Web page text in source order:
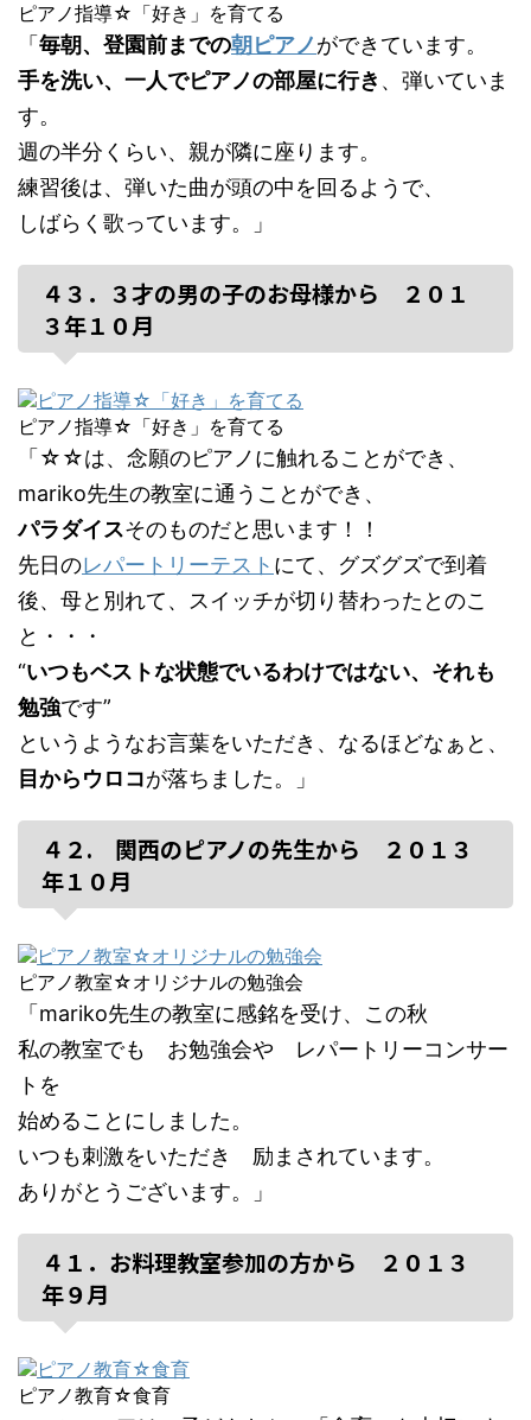
ピアノ指導☆「好き」を育てる
「 毎朝、登園前までの朝ピアノができています。
手を洗い、一人でピアノの部屋に行き 、弾いていま
す。
週の半分くらい、親が隣に座ります。
練習後は、弾いた曲が頭の中を回るようで、
しばらく歌っています。」
４３．３才の男の子のお母様から ２０１
３年１０月
ピアノ指導☆「好き」を育てる
「☆☆は、念願のピアノに触れることができ、
mariko先生の教室に通うことができ、
パラダイスそのものだと思います！！
先日のレパートリーテスト にて、グズグズで到着
後、母と別れて、スイッチが切り替わったとのこ
と・・・
“いつもベストな状態でいるわけではない、それも
勉強です”
というようなお言葉をいただき、なるほどなぁと、
目からウロコが落ちました。」
４２. 関西のピアノの先生から ２０１３
年１０月
ピアノ教室☆オリジナルの勉強会
「mariko先生の教室に感銘を受け、この秋
私の教室でも お勉強会や レパートリーコンサー
トを
始めることにしました。
いつも刺激をいただき 励まされています。
ありがとうございます。」
４１．お料理教室参加の方から ２０１３
年９月
ピアノ教育☆食育